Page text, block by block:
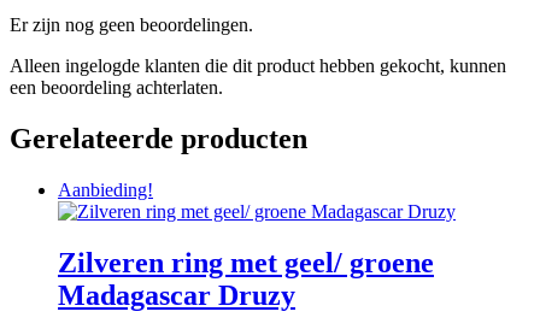
Er zijn nog geen beoordelingen.
Alleen ingelogde klanten die dit product hebben gekocht, kunnen
een beoordeling achterlaten.
Gerelateerde producten
Aanbieding!
Zilveren ring met geel/ groene
Madagascar Druzy